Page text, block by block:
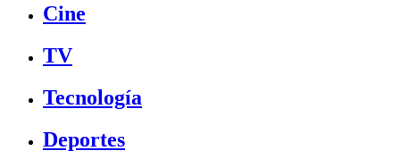
Cine
TV
Tecnología
Deportes